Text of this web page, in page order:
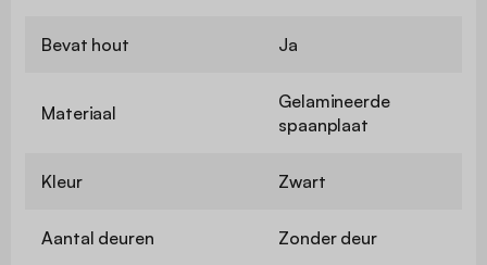
Bevat hout Ja
Materiaal
Gelamineerde
spaanplaat
Kleur Zwart
Aantal deuren Zonder deur